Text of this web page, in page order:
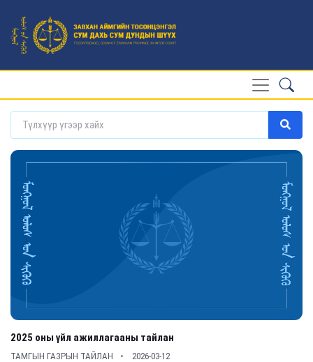
2025 оны үйл ажиллагааны тайлан
ТАМГЫН ГАЗРЫН ТАЙЛАН 2026-03-12